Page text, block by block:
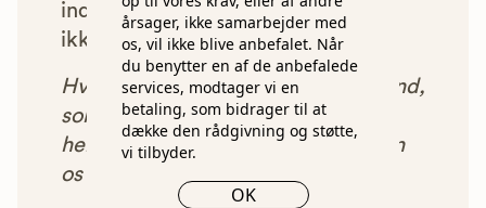
årsager, ikke samarbejder med
os, vil ikke blive anbefalet. Når
du benytter en af de anbefalede
services, modtager vi en
betaling, som bidrager til at
dække den rådgivning og støtte,
vi tilbyder.
OK
indgået et samarbejde med os, vil
ikke blive vist i vores anbefalinger.
Hver gang du benytter en bedemand,
som vi har godkendt, anbefalet og
henvist dig til, betaler bedemanden
os et beløb for denne henvisning.